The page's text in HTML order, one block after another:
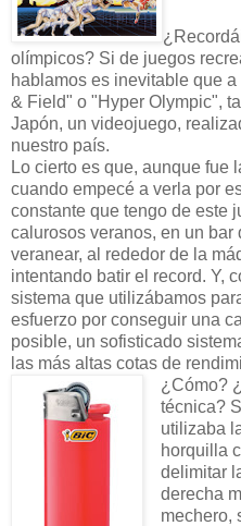
olímpicos? Si de juegos
hablamos es inevitable que
& Field" o "Hyper Olympic",
Japón, un videojuego,
nuestro país.
Lo cierto es que, aunque fue
cuando empecé a verla por
constante que tengo de este
calurosos veranos, en un
veranear, al rededor de la
intentando batir el record. Y,
sistema que utilizábamos
esfuerzo por conseguir una
posible, un sofisticado
las más altas cotas de
¿Cómo?
técnica?
utilizaba
horquilla
delimitar
derecha
mechero,